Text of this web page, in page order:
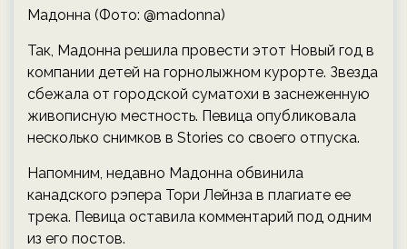
Мадонна (Фото: @madonna)
Так, Мадонна решила провести этот Новый год в
компании детей на горнолыжном курорте. Звезда
сбежала от городской суматохи в заснеженную
живописную местность. Певица опубликовала
несколько снимков в Stories со своего отпуска.
Напомним, недавно Мадонна обвинила
канадского рэпера Тори Лейнза в плагиате ее
трека. Певица оставила комментарий под одним
из его постов.